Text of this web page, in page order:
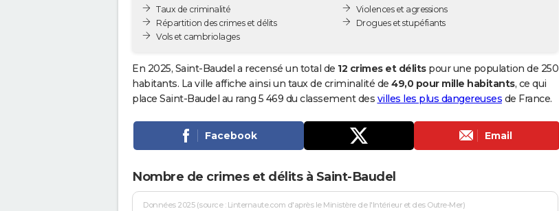
Taux de criminalité
Répartition des crimes et délits
Vols et cambriolages
Violences et agressions
Drogues et stupéfiants
En 2025, Saint-Baudel a recensé un total de 12 crimes et délitspour une population de 250
habitants. La ville affiche ainsi un taux de criminalité de 49,0 pour mille habitants, ce qui
place Saint-Baudel au rang 5 469 du classement des villes les plus dangereuses de France.
Facebook Email
Nombre de crimes et délits à Saint-Baudel
Données 2025 (source : Linternaute.com d'après le Ministère de l'Intérieur et des Outre-Mer)